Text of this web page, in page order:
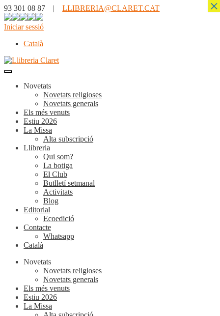
93 301 08 87 | LLIBRERIA@CLARET.CAT
Iniciar sessió
Català
Novetats
Novetats religioses
Novetats generals
Els més venuts
Estiu 2026
La Missa
Alta subscripció
Llibreria
Qui som?
La botiga
El Club
Butlletí setmanal
Activitats
Blog
Editorial
Ecoedició
Contacte
Whatsapp
Català
Novetats
Novetats religioses
Novetats generals
Els més venuts
Estiu 2026
La Missa
×